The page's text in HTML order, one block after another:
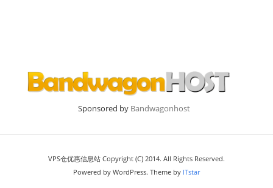
Sponsored by Bandwagonhost
VPS仓优惠信息站 Copyright (C) 2014. All Rights Reserved.
Powered by WordPress. Theme by ITstar